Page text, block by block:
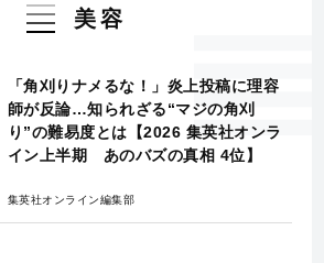
美容
「角刈りナメるな！」炎上投稿に理容
師が反論…知られざる“マジの角刈
り”の難易度とは【2026 集英社オンラ
イン上半期 あのバズの真相 4位】
集英社オンライン編集部